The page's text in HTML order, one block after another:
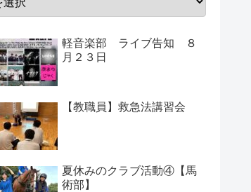
軽音楽部 ライブ告知 ８
月２３日
【教職員】救急法講習会
夏休みのクラブ活動④【馬
術部】